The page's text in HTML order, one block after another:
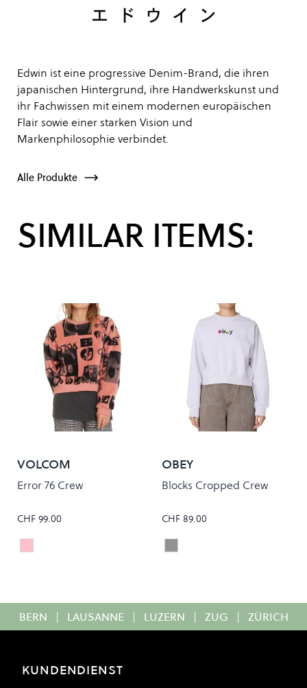
Edwin ist eine progressive Denim-Brand, die ihren
japanischen Hintergrund, ihre Handwerkskunst und
ihr Fachwissen mit einem modernen europäischen
Flair sowie einer starken Vision und
Markenphilosophie verbindet.
Alle Produkte
SIMILAR ITEMS:
VOLCOM
Error 76 Crew
CHF 99.00
Colour
Sepia
OBEY
Blocks Cropped Crew
CHF 89.00
Colour
Ash Grey
BERN | LAUSANNE | LUZERN | ZUG | ZÜRICH
KUNDENDIENST